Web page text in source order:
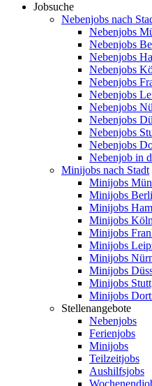
Jobsuche
Nebenjobs nach
Nebenjobs
Nebenjobs
Nebenjobs
Nebenjobs
Nebenjobs
Nebenjobs
Nebenjobs
Nebenjobs
Nebenjobs
Nebenjobs
Nebenjob in
Minijobs nach Stadt
Minijobs
Minijobs
Minijobs
Minijobs Köln
Minijobs
Minijobs
Minijobs
Minijobs
Minijobs
Minijobs
Stellenangebote
Nebenjobs
Ferienjobs
Minijobs
Teilzeitjobs
Aushilfsjobs